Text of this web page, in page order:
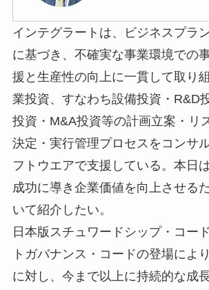
インテグラートは、ビジネスプラ
に基づき、不確実な事業環境での
援と生産性の向上に一貫して取り
業投資、すなわち設備投資・R&D
投資・M&A投資等の計画立案・リ
決定・実行管理プロセスをコンサ
フトウエアで支援している。本日
成功に導き企業価値を向上させる
いて紹介したい。
日本版スチュワードシップ・コー
トガバナンス・コードの登場によ
に対し、今まで以上に持続的な成